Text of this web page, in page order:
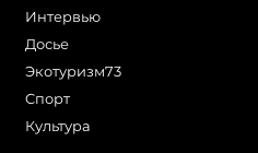
Интервью
Досье
Экотуризм73
Cпорт
Культура